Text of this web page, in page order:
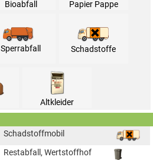
Bioabfall Papier Pappe
Sperrabfall Schadstoffe
Alt­kleider
Schadstoffmobil
Restabfall, Wertstoffhof